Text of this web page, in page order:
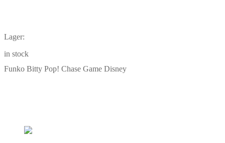
Lager:
in stock
Funko Bitty Pop! Chase Game Disney